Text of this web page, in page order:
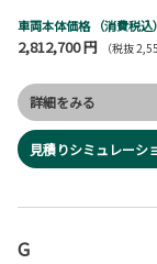
車両本体価格 （消費税込）
2,812,700 円 （税抜
詳細をみる
見積りシミュレーシ
G